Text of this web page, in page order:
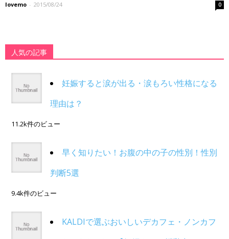
lovemo - 2015/08/24 0
人気の記事
妊娠すると涙が出る・涙もろい性格になる
理由は？
11.2k件のビュー
早く知りたい！お腹の中の子の性別！性別
判断5選
9.4k件のビュー
KALDIで選ぶおいしいデカフェ・ノンカフ